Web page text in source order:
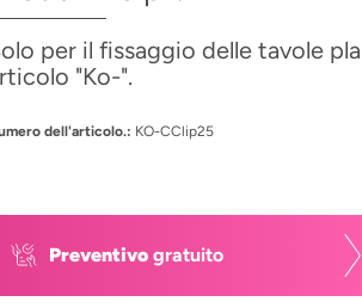
per il fissaggio delle tavole
"Ko-".
dell'articolo.: KO-CClip25
Preventivo gratuito